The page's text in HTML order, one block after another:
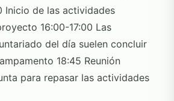
Inicio de las actividades
16:00-17:00 Las
del día suelen concluir
18:45 Reunión
para repasar las actividades